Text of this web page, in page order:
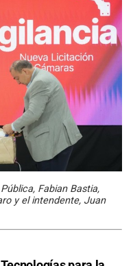
Fabian Bastia,
y el intendente, Juan